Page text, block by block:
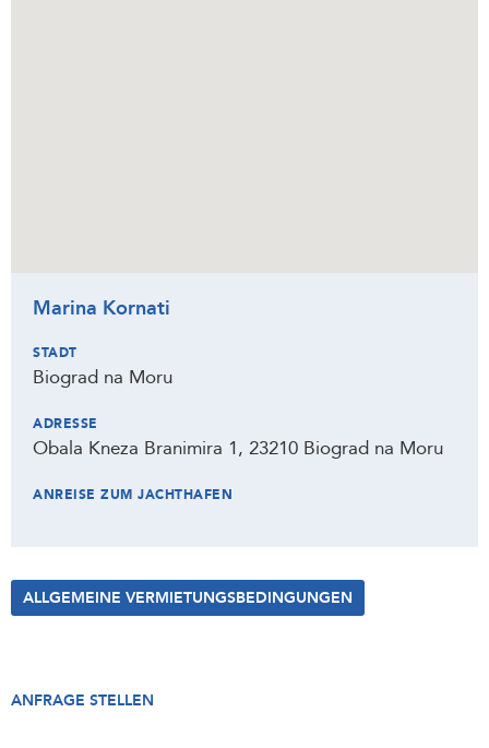
Marina Kornati
STADT
Biograd na Moru
ADRESSE
Obala Kneza Branimira 1, 23210 Biograd na Moru
ANREISE ZUM JACHTHAFEN
ALLGEMEINE VERMIETUNGSBEDINGUNGEN
ANFRAGE STELLEN